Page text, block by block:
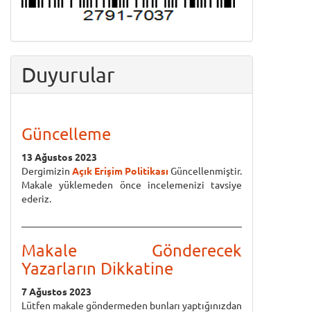
Duyurular
Güncelleme
13 Ağustos 2023
Dergimizin Açık Erişim Politikası Güncellenmiştir.
Makale yüklemeden önce incelemenizi tavsiye
ederiz.
Makale Gönderecek
Yazarların Dikkatine
7 Ağustos 2023
Lütfen makale göndermeden bunları yaptığınızdan